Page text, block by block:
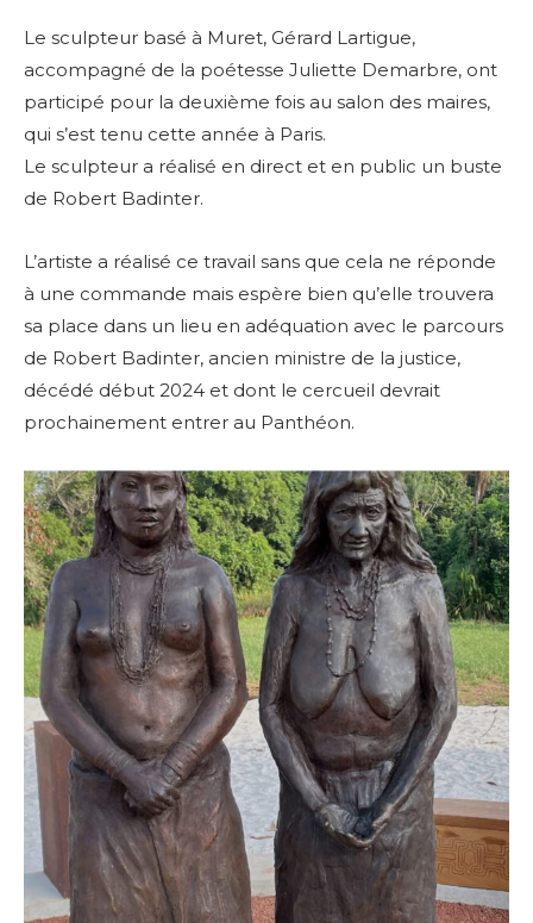
Le sculpteur basé à Muret, Gérard Lartigue,
accompagné de la poétesse Juliette Demarbre, ont
participé pour la deuxième fois au salon des maires,
qui s’est tenu cette année à Paris.
Le sculpteur a réalisé en direct et en public un buste
de Robert Badinter.
L’artiste a réalisé ce travail sans que cela ne réponde
à une commande mais espère bien qu’elle trouvera
sa place dans un lieu en adéquation avec le parcours
de Robert Badinter, ancien ministre de la justice,
décédé début 2024 et dont le cercueil devrait
prochainement entrer au Panthéon.